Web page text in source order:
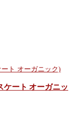
サーフ スケー
本以上を展開。各種レ
ットを巡るサーフガイ
ケート オーガニッ